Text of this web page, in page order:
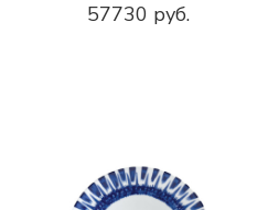
57730 руб.